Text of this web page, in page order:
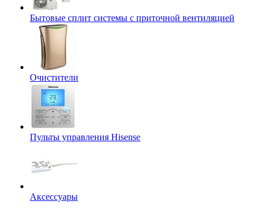
Бытовые сплит системы с приточной вентиляцией
Очистители
Пульты управления Hisense
Аксессуары